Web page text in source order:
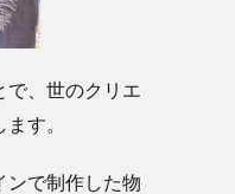
で、世のクリエ
す。
ンで制作した物